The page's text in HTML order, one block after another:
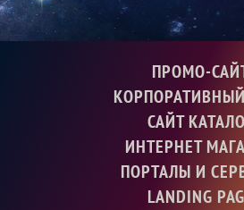
ПРОМО-
САЙТ
ИНТЕРНЕТ
ПОРТАЛЫ И
LANDING